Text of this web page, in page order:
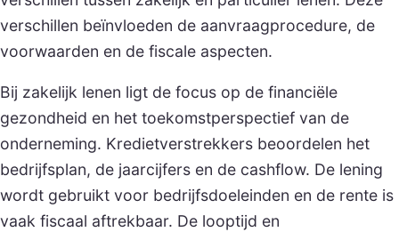
verschillen beïnvloeden de aanvraagprocedure, de
voorwaarden en de fiscale aspecten.
Bij zakelijk lenen ligt de focus op de financiële
gezondheid en het toekomstperspectief van de
onderneming. Kredietverstrekkers beoordelen het
bedrijfsplan, de jaarcijfers en de cashflow. De lening
wordt gebruikt voor bedrijfsdoeleinden en de rente is
vaak fiscaal aftrekbaar. De looptijd en